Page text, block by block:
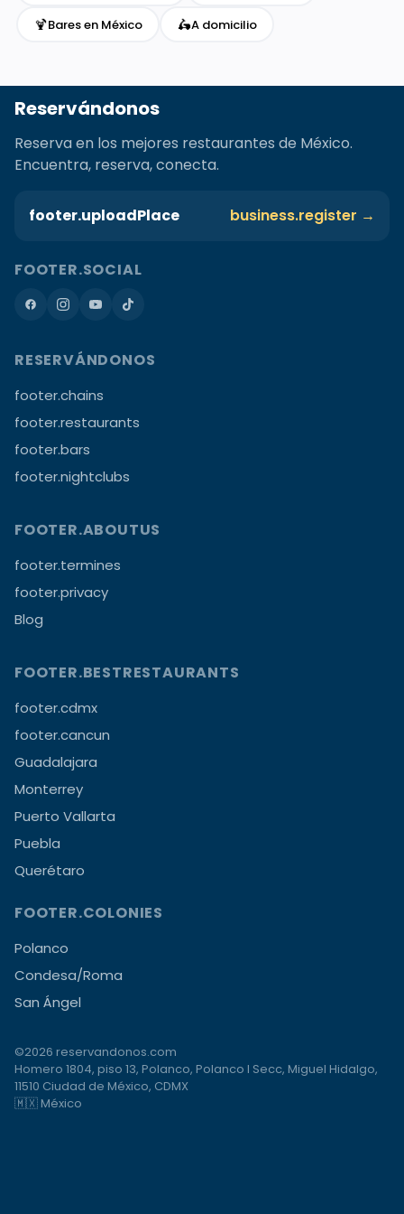
🍹Bares en México 🛵A domicilio
Reservándonos
Reserva en los mejores restaurantes de México.
Encuentra, reserva, conecta.
footer.uploadPlace business.register →
FOOTER.SOCIAL
RESERVÁNDONOS
footer.chains
footer.restaurants
footer.bars
footer.nightclubs
FOOTER.ABOUTUS
footer.termines
footer.privacy
Blog
FOOTER.BESTRESTAURANTS
footer.cdmx
footer.cancun
Guadalajara
Monterrey
Puerto Vallarta
Puebla
Querétaro
FOOTER.COLONIES
Polanco
Condesa/Roma
San Ángel
©2026 reservandonos.com
Homero 1804, piso 13, Polanco, Polanco I Secc, Miguel Hidalgo,
11510 Ciudad de México, CDMX
🇲🇽 México